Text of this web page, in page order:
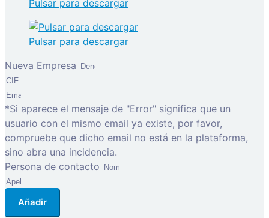
Pulsar para descargar
Pulsar para descargar
Nueva Empresa
*Si aparece el mensaje de "Error" significa que un
usuario con el mismo email ya existe, por favor,
compruebe que dicho email no está en la plataforma,
sino abra una incidencia.
Persona de contacto
Añadir